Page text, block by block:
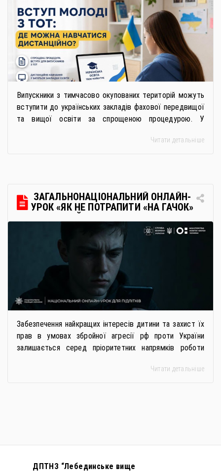
Випускники з тимчасово окупованих територій можуть
вступити до українських закладів фахової передвищої
та вищої освіти за спрощеною процедурою. У
дистанційне навчання, що дає можливість здобувати
передбачає: Скористатися цією процедурою […]
Читати детальніше
ЗАГАЛЬНОНАЦІОНАЛЬНИЙ ОНЛАЙН-
УРОК «ЯК НЕ ПОТРАПИТИ «НА ГАЧОК»
РОСІЙСЬКИХ СПЕЦСЛУЖБ
Забезпечення найкращих інтересів дитини та захист їх
прав в умовах збройної агресії рф проти України
залишається серед пріоритетних напрямків роботи
застосовується метод використання дітей у
Читати детальніше
ДПТНЗ “Лебединське вище